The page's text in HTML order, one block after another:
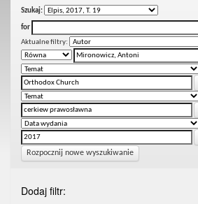
Szukaj:
for
Aktualne filtry:
Rozpocznij nowe wyszukiwanie
Dodaj filtr: